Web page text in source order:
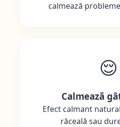
calmează
😌
Calmează
Efect calmant
răceală sau